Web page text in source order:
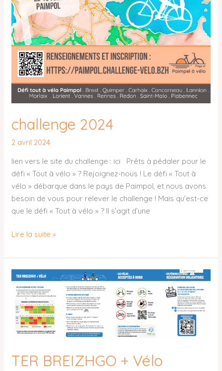
challenge 2024
2 avril 2024
lien vers le site du challenge : ici Prêts à pédaler pour le
défi « Tout à vélo » ? Rejoignez-nous ! Le défi « Tout à
vélo » débarque dans le pays de Paimpol, et nous avons
besoin de vous pour relever le challenge ! Mais qu’est-ce
que le défi « Tout à vélo » ? Il s’agit d’une
Lire la suite »
TER BREIZHGO + Vélo
TER
BREIZHGO
Vélo